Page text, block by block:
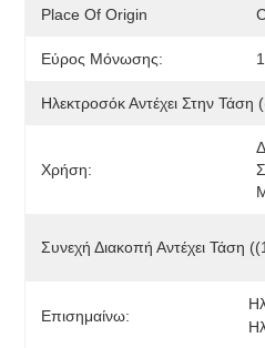
Place Of Origin
Εύρος Μόνωσης:
Ηλεκτροσόκ Αντέχει Στην
Χρήση:
Συνεχή Διακοπή Αντέχει Τάση
Επισημαίνω: